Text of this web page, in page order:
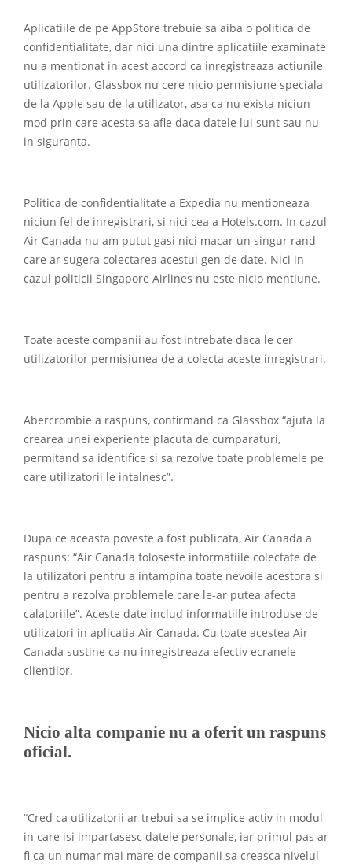
Aplicatiile de pe AppStore trebuie sa aiba o politica de
confidentialitate, dar nici una dintre aplicatiile examinate
nu a mentionat in acest accord ca inregistreaza actiunile
utilizatorilor. Glassbox nu cere nicio permisiune speciala
de la Apple sau de la utilizator, asa ca nu exista niciun
mod prin care acesta sa afle daca datele lui sunt sau nu
in siguranta.
Politica de confidentialitate a Expedia nu mentioneaza
niciun fel de inregistrari, si nici cea a Hotels.com. In cazul
Air Canada nu am putut gasi nici macar un singur rand
care ar sugera colectarea acestui gen de date. Nici in
cazul politicii Singapore Airlines nu este nicio mentiune.
Toate aceste companii au fost intrebate daca le cer
utilizatorilor permisiunea de a colecta aceste inregistrari.
Abercrombie a raspuns, confirmand ca Glassbox “ajuta la
crearea unei experiente placuta de cumparaturi,
permitand sa identifice si sa rezolve toate problemele pe
care utilizatorii le intalnesc”.
Dupa ce aceasta poveste a fost publicata, Air Canada a
raspuns: “Air Canada foloseste informatiile colectate de
la utilizatori pentru a intampina toate nevoile acestora si
pentru a rezolva problemele care le-ar putea afecta
calatoriile”. Aceste date includ informatiile introduse de
utilizatori in aplicatia Air Canada. Cu toate acestea Air
Canada sustine ca nu inregistreaza efectiv ecranele
clientilor.
Nicio alta companie nu a oferit un raspuns
oficial.
“Cred ca utilizatorii ar trebui sa se implice activ in modul
in care isi impartasesc datele personale, iar primul pas ar
fi ca un numar mai mare de companii sa creasca nivelul